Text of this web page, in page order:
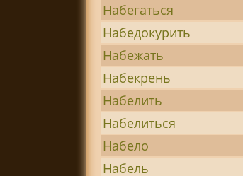
Набегаться
Набедокурить
Набежать
Набекрень
Набелить
Набелиться
Набело
Набель